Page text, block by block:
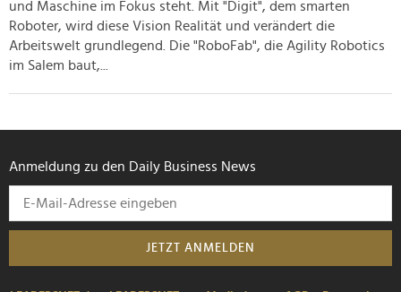
und Maschine im Fokus steht. Mit "Digit", dem smarten
Roboter, wird diese Vision Realität und verändert die
Arbeitswelt grundlegend. Die "RoboFab", die Agility Robotics
im Salem baut,...
Anmeldung zu den Daily Business News
JETZT ANMELDEN